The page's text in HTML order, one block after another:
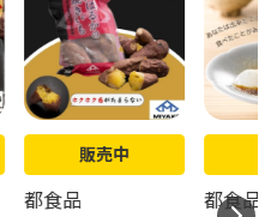
販売中
都食品
都食品